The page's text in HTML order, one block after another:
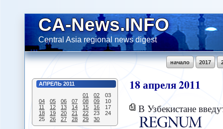
CA-News.INFO
Central Asia regional news digest
2017
начало
АПРЕЛЬ 2011
01
02
03
04
05 06 07 08 09
10
11
12 13 14 15 16
17
18
19 20 21 22 23
24
25
26 27 28 29 30
18апреля2011
В Узбекистане введут упрощенный порядок